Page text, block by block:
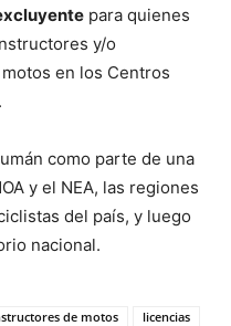
para quienes
y/o
en los Centros
como parte de una
y el NEA, las regiones
del país, y luego
nacional.
de motos
licencias